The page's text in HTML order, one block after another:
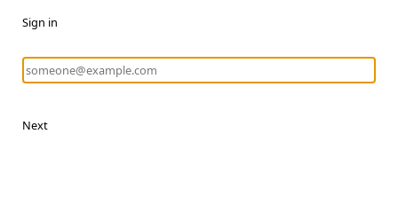
Sign in
Next